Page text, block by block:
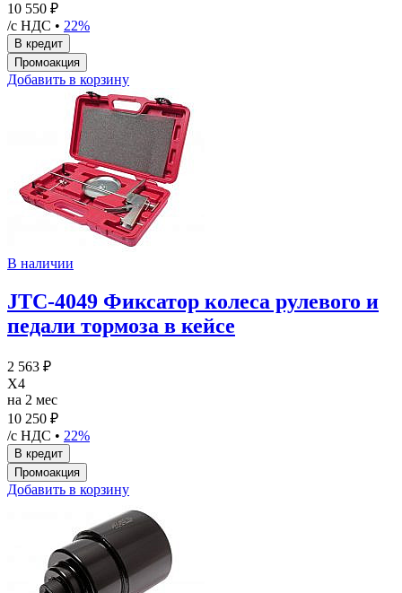
10 550 ₽
/с НДС • 22%
Добавить в корзину
В наличии
JTC-4049 Фиксатор колеса рулевого и
педали тормоза в кейсе
2 563 ₽
X4
на 2 мес
10 250 ₽
/с НДС • 22%
Добавить в корзину